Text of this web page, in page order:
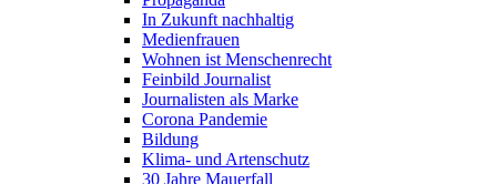
In Zukunft nachhaltig
Medienfrauen
Wohnen ist Menschenrecht
Feinbild Journalist
Journalisten als Marke
Corona Pandemie
Bildung
Klima- und Artenschutz
30 Jahre Mauerfall